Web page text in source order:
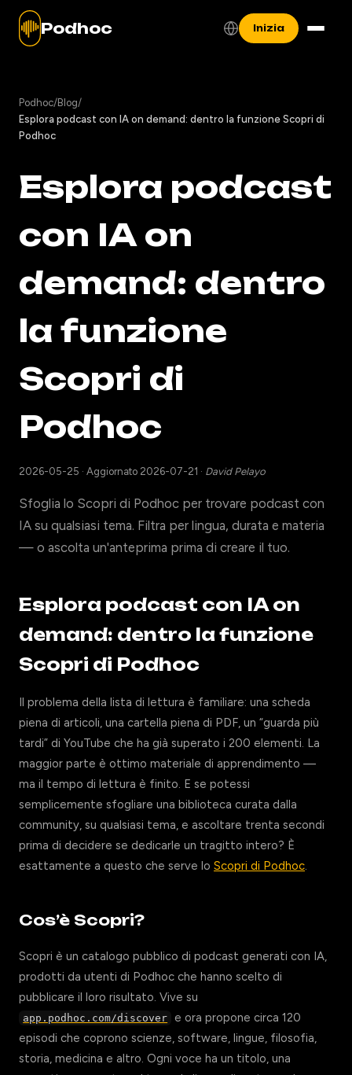
Podhoc Inizia
Podhoc/Blog/
Esplora podcast con IA on demand: dentro la funzione Scopri di
Podhoc
Esplora podcast
con IA on
demand: dentro
la funzione
Scopri di
Podhoc
2026-05-25 · Aggiornato 2026-07-21 · David Pelayo
Sfoglia lo Scopri di Podhoc per trovare podcast con
IA su qualsiasi tema. Filtra per lingua, durata e materia
— o ascolta un'anteprima prima di creare il tuo.
Esplora podcast con IA on
demand: dentro la funzione
Scopri di Podhoc
Il problema della lista di lettura è familiare: una scheda
piena di articoli, una cartella piena di PDF, un “guarda più
tardi” di YouTube che ha già superato i 200 elementi. La
maggior parte è ottimo materiale di apprendimento —
ma il tempo di lettura è finito. E se potessi
semplicemente sfogliare una biblioteca curata dalla
community, su qualsiasi tema, e ascoltare trenta secondi
prima di decidere se dedicarle un tragitto intero? È
esattamente a questo che serve lo Scopri di Podhoc.
Cos’è Scopri?
Scopri è un catalogo pubblico di podcast generati con IA,
prodotti da utenti di Podhoc che hanno scelto di
pubblicare il loro risultato. Vive su
app.podhoc.com/discover
e ora propone circa 120
episodi che coprono scienze, software, lingue, filosofia,
storia, medicina e altro. Ogni voce ha un titolo, una